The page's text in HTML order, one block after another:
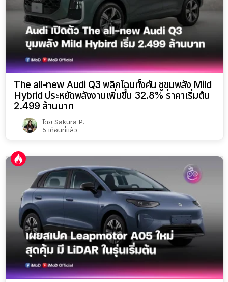
The all-new Audi Q3 พลิกโฉมทั้งคัน ชูขุมพลัง Mild
Hybrid ประหยัดพลังงานเพิ่มขึ้น 32.8% ราคาเริ่มต้น
2.499 ล้านบาท
โดย Sakura P.
5 เดือนที่แล้ว